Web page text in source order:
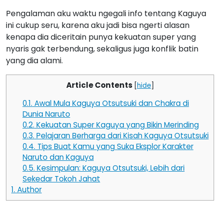
Pengalaman aku waktu ngegali info tentang Kaguya
ini cukup seru, karena aku jadi bisa ngerti alasan
kenapa dia diceritain punya kekuatan super yang
nyaris gak terbendung, sekaligus juga konflik batin
yang dia alami.
Article Contents [hide]
0.1. Awal Mula Kaguya Otsutsuki dan Chakra di
Dunia Naruto
0.2. Kekuatan Super Kaguya yang Bikin Merinding
0.3. Pelajaran Berharga dari Kisah Kaguya Otsutsuki
0.4. Tips Buat Kamu yang Suka Eksplor Karakter
Naruto dan Kaguya
0.5. Kesimpulan: Kaguya Otsutsuki, Lebih dari
Sekedar Tokoh Jahat
1. Author